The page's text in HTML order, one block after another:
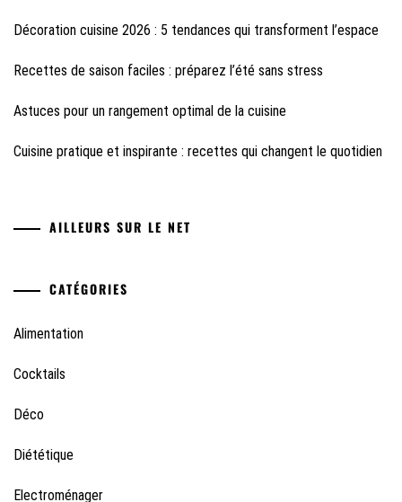
Décoration cuisine 2026 : 5 tendances qui transforment l’espace
Recettes de saison faciles : préparez l’été sans stress
Astuces pour un rangement optimal de la cuisine
Cuisine pratique et inspirante : recettes qui changent le quotidien
AILLEURS SUR LE NET
CATÉGORIES
Alimentation
Cocktails
Déco
Diététique
Electroménager